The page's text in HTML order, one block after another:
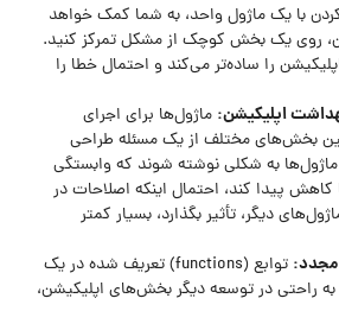
با یک ماژول واحد، به شما کمک خواهد
روی یک بخش کوچک از مشکل تمرکز کنید.
را ساده‌تر می‌کند و احتمال خطا را
اپلیکیشن: ماژول‌ها برای اجرای
بخش‌های مختلف از یک مسئله طراحی
ماژول‌ها به شکلی نوشته شوند که وابستگی
پیدا کند، احتمال اینکه اصلاحات در
دیگر، تأثیر بگذارد، بسیار کمتر
مجدد:
توابع (functions) تعریف شده در یک
به راحتی در توسعه دیگر بخش‌های اپلیکیشن،